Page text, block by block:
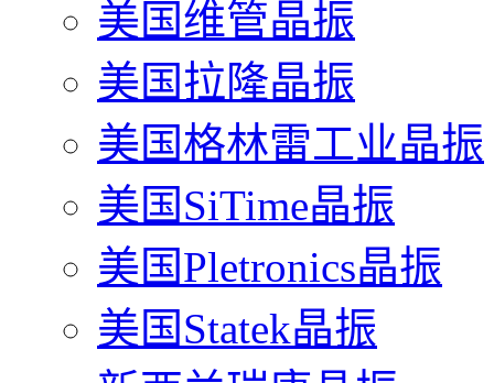
美国维管晶振
美国拉隆晶振
美国格林雷工业晶振
美国SiTime晶振
美国Pletronics晶振
美国Statek晶振